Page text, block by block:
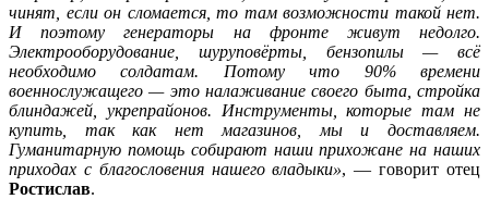
чинят, если он сломается, то там возможности такой нет.
И поэтому генераторы на фронте живут недолго.
Электрооборудование, шуруповёрты, бензопилы — всё
необходимо солдатам. Потому что 90% времени
военнослужащего — это налаживание своего быта, стройка
блиндажей, укрепрайонов. Инструменты, которые там не
купить, так как нет магазинов, мы и доставляем.
Гуманитарную помощь собирают наши прихожане на наших
приходах с благословения нашего владыки», — говорит отец
Ростислав.